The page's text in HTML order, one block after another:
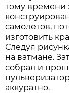
тому времени
самолетов,
изготовить
Следуя
на ватмане.
собрал и
аккуратно.